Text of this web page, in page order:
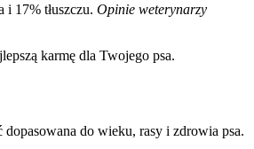
i 17% tłuszczu. Opinie weterynarzy
karmę dla Twojego psa.
dopasowana do wieku, rasy i zdrowia psa.